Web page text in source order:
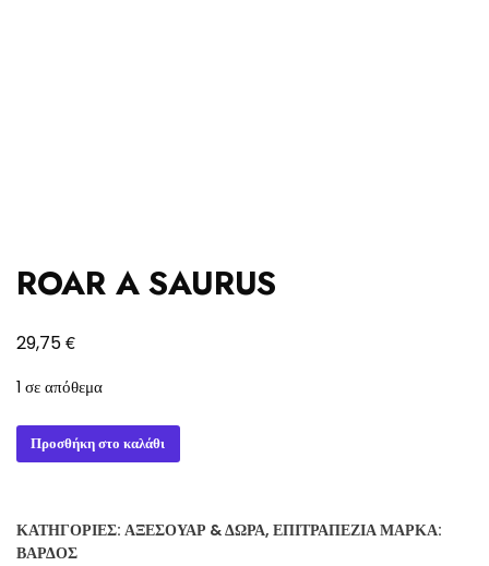
ROAR A SAURUS
29,75€
1 σε απόθεμα
ROAR
A
Προσθήκη στο καλάθι
ΚΑΤΗΓΟΡΊΕΣ: ΑΞΕΣΟΥΆΡ & ΔΏΡΑ, ΕΠΙΤΡΑΠΈΖΙΑΜΆΡΚΑ:
ΒΆΡΔΟΣ